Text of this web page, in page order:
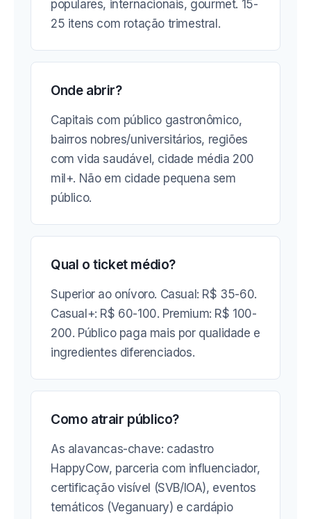
populares, internacionais, gourmet. 15-
25 itens com rotação trimestral.
Onde abrir?
Capitais com público gastronômico,
bairros nobres/universitários, regiões
com vida saudável, cidade média 200
mil+. Não em cidade pequena sem
público.
Qual o ticket médio?
Superior ao onívoro. Casual: R$ 35-60.
Casual+: R$ 60-100. Premium: R$ 100-
200. Público paga mais por qualidade e
ingredientes diferenciados.
Como atrair público?
As alavancas-chave: cadastro
HappyCow, parceria com influenciador,
certificação visível (SVB/IOA), eventos
temáticos (Veganuary) e cardápio